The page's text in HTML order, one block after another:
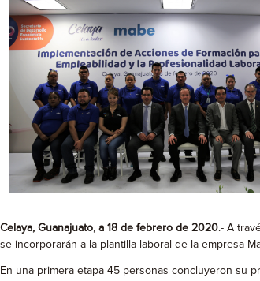
Celaya, Guanajuato, a 18 de febrero de 2020.- A
se incorporarán a la plantilla laboral de la empresa
En una primera etapa 45 personas concluyeron su